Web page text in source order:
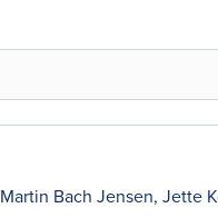
Martin Bach Jensen, Jette